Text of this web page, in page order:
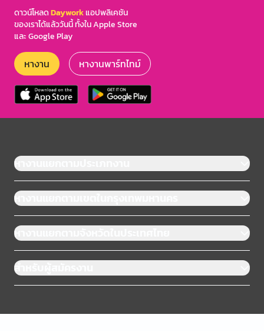
ดาวน์โหลดDayworkแอปพลิเคชัน
ของเราได้แล้ววันนี้ ทั้งใน Apple Store
และ Google Play
หางาน หางานพาร์ทไทม์
หางานแยกตามประเภทงาน
หางานแยกตามเขตในกรุงเทพมหานคร
หางานแยกตามจังหวัดในประเทศไทย
สำหรับผู้สมัครงาน